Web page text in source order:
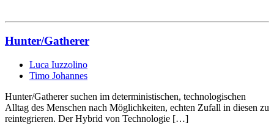
Hunter/Gatherer
Luca Iuzzolino
Timo Johannes
Hunter/Gatherer suchen im deterministischen, technologischen
Alltag des Menschen nach Möglichkeiten, echten Zufall in diesen zu
reintegrieren. Der Hybrid von Technologie […]